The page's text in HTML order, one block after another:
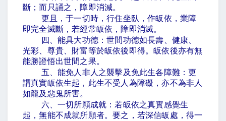
斷；而只誦之，障即消減。
更且，于一切時，行住坐臥，作皈依，業障
即完全滅斷，若經常皈依，障即消滅。
四、能具大功德：世間功德如長壽、健康、
光彩、尊貴、財富等於皈依後即得。皈依後亦有無
能勝證悟出世間之果。
五、能免人非人之襲擊及免此生各障難：更
謂真實皈依生起，此生不受人為障礙，亦不為非人
如龍及惡鬼所害。
六、一切所願成就：若皈依之真實感覺生
起，無能不成就所願者。要之，若深信皈處，得一